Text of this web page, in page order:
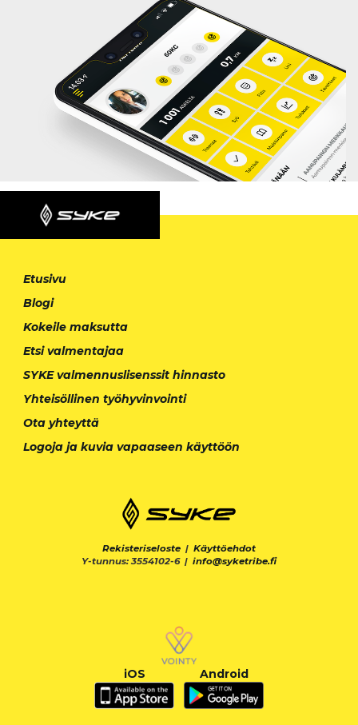
Etusivu
Blogi
Kokeile maksutta
Etsi valmentajaa
SYKE valmennuslisenssit hinnasto
Yhteisöllinen työhyvinvointi
Ota yhteyttä
Logoja ja kuvia vapaaseen käyttöön
Rekisteriseloste | Käyttöehdot
Y-tunnus: 3554102-6 | info@syketribe.fi
iOS Android